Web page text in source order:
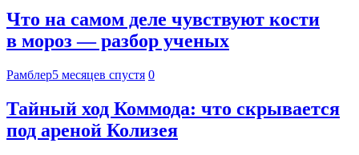
Что на самом деле чувствуют кости
в мороз — разбор ученых
Рамблер5 месяцев спустя 0
Тайный ход Коммода: что скрывается
под ареной Колизея